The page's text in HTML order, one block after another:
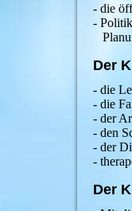
- die
-
Der
- die
- die
- der
- den
- der
-
Der